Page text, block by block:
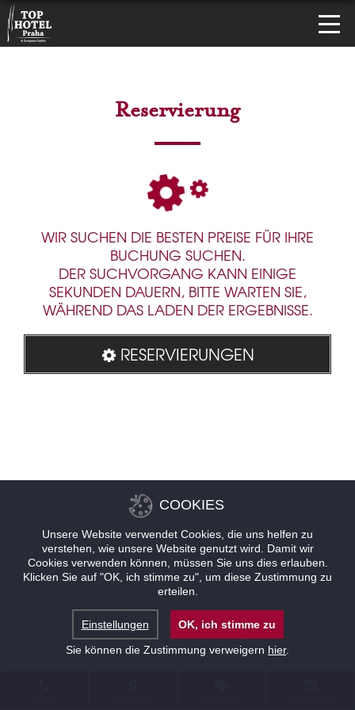
Reservierung
WIR SUCHEN DIE BESTEN PREISE FÜR IHRE
BUCHUNG SUCHEN.
DER SUCHVORGANG KANN EINIGE
SEKUNDEN DAUERN, BITTE WARTEN SIE,
WÄHREND DAS LADEN DER ERGEBNISSE.
RESERVIERUNGEN
COOKIES
Unsere Website verwendet Cookies, die uns helfen zu
verstehen, wie unsere Website genutzt wird. Damit wir
Cookies verwenden können, müssen Sie uns dies erlauben.
Klicken Sie auf "OK, ich stimme zu", um diese Zustimmung zu
erteilen.
Einstellungen
OK, ich stimme zu
Sie können die Zustimmung verweigern hier.